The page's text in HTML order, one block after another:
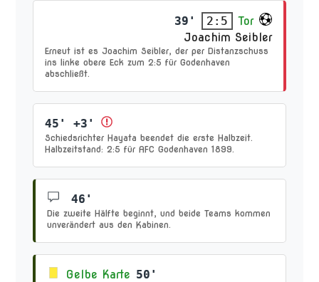
39' 2:5
Tor
Joachim Seibler
Erneut ist es Joachim Seibler, der per Distanzschuss
ins linke obere Eck zum 2:5 für Godenhaven
abschließt.
45' +3'
Schiedsrichter Hayata beendet die erste Halbzeit.
Halbzeitstand: 2:5 für AFC Godenhaven 1899.
46'
Die zweite Hälfte beginnt, und beide Teams kommen
unverändert aus den Kabinen.
Gelbe Karte 50'